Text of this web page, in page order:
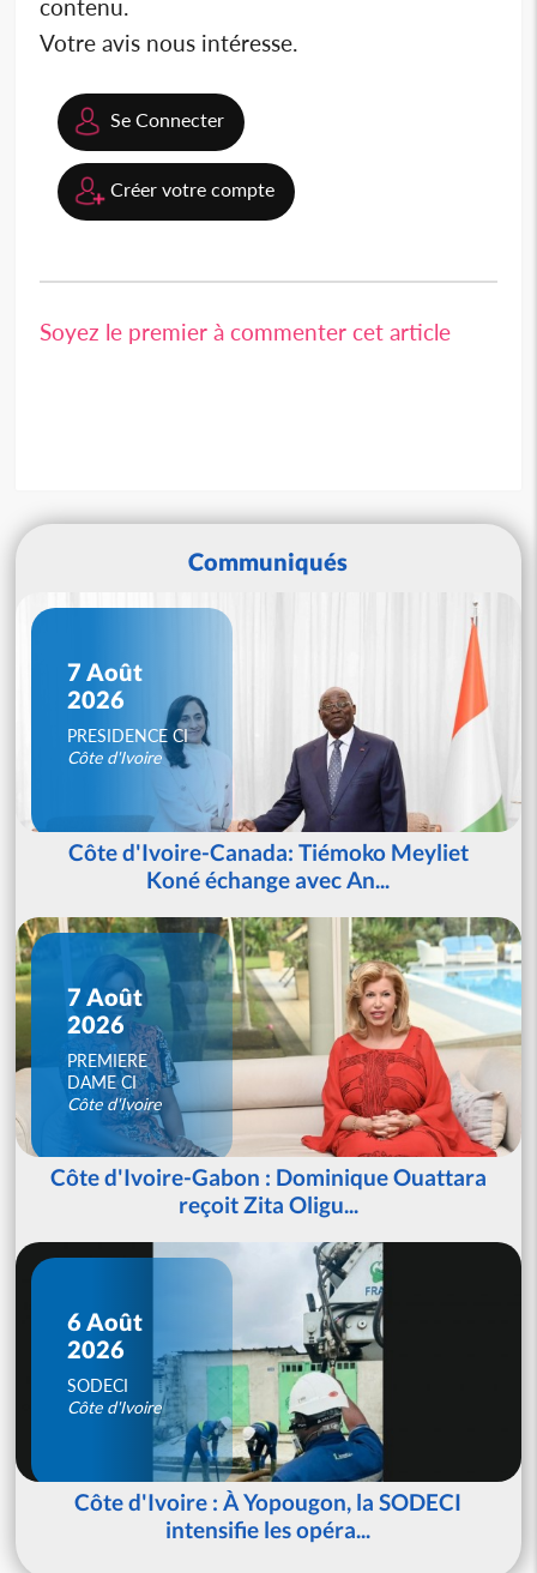
contenu.
Votre avis nous intéresse.
Se Connecter
Créer votre compte
Soyez le premier à commenter cet article
Communiqués
7 Août
2026
PRESIDENCE CI
Côte d'Ivoire
Côte d'Ivoire-Canada: Tiémoko Meyliet
Koné échange avec An...
7 Août
2026
PREMIERE
DAME CI
Côte d'Ivoire
Côte d'Ivoire-Gabon : Dominique Ouattara
reçoit Zita Oligu...
6 Août
2026
SODECI
Côte d'Ivoire
Côte d'Ivoire : À Yopougon, la SODECI
intensifie les opéra...